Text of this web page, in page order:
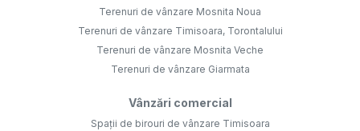
Terenuri de vânzare Mosnita Noua
Terenuri de vânzare Timisoara, Torontalului
Terenuri de vânzare Mosnita Veche
Terenuri de vânzare Giarmata
Vânzări comercial
Spații de birouri de vânzare Timisoara